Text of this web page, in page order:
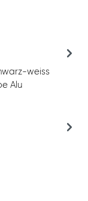
weiss
Alu